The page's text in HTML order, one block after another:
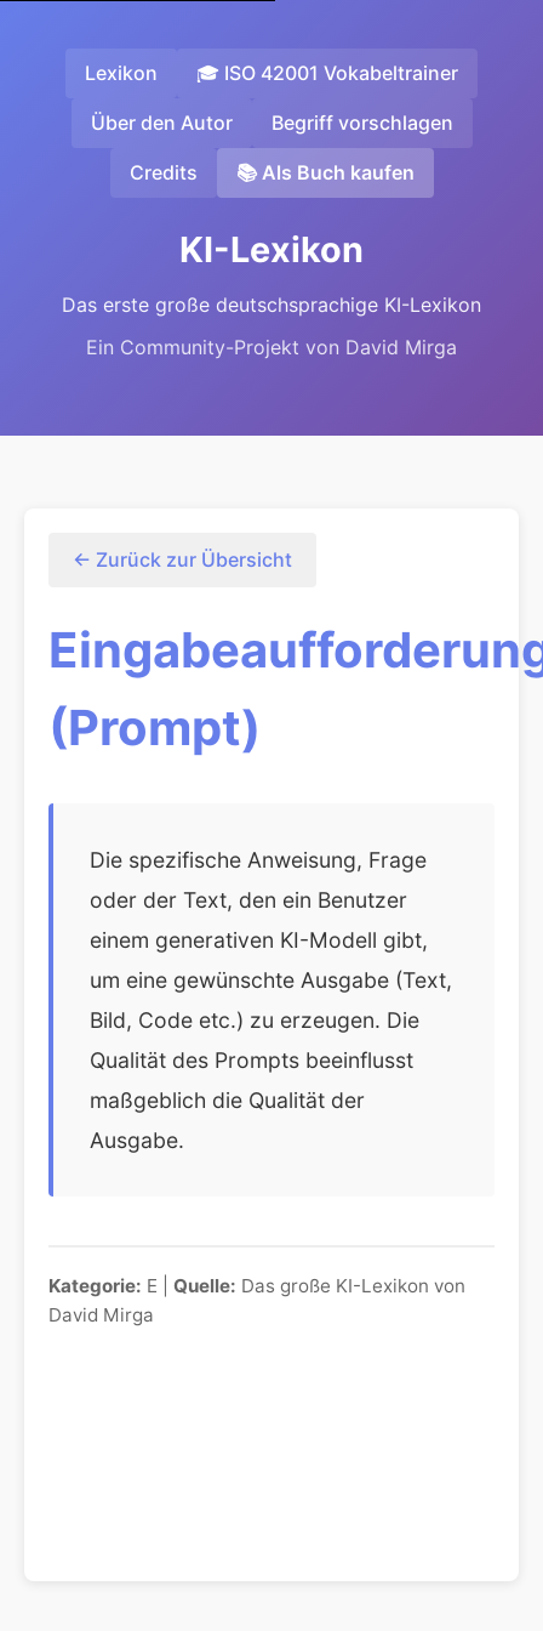
Lexikon 🎓 ISO 42001 Vokabeltrainer
Über den Autor Begriff vorschlagen
Credits 📚 Als Buch kaufen
KI-Lexikon
Das erste große deutschsprachige KI-Lexikon
Ein Community-Projekt von David Mirga
← Zurück zur Übersicht
(Prompt)
Die spezifische Anweisung, Frage
oder der Text, den ein Benutzer
einem generativen KI-Modell gibt,
um eine gewünschte Ausgabe (Text,
Bild, Code etc.) zu erzeugen. Die
Qualität des Prompts beeinflusst
maßgeblich die Qualität der
Ausgabe.
Kategorie: E | Quelle: Das große KI-Lexikon von
David Mirga